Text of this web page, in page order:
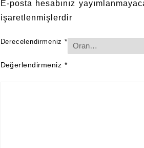
E-posta hesabınız
işaretlenmişlerdir
Derecelendirmeniz *
Değerlendirmeniz*